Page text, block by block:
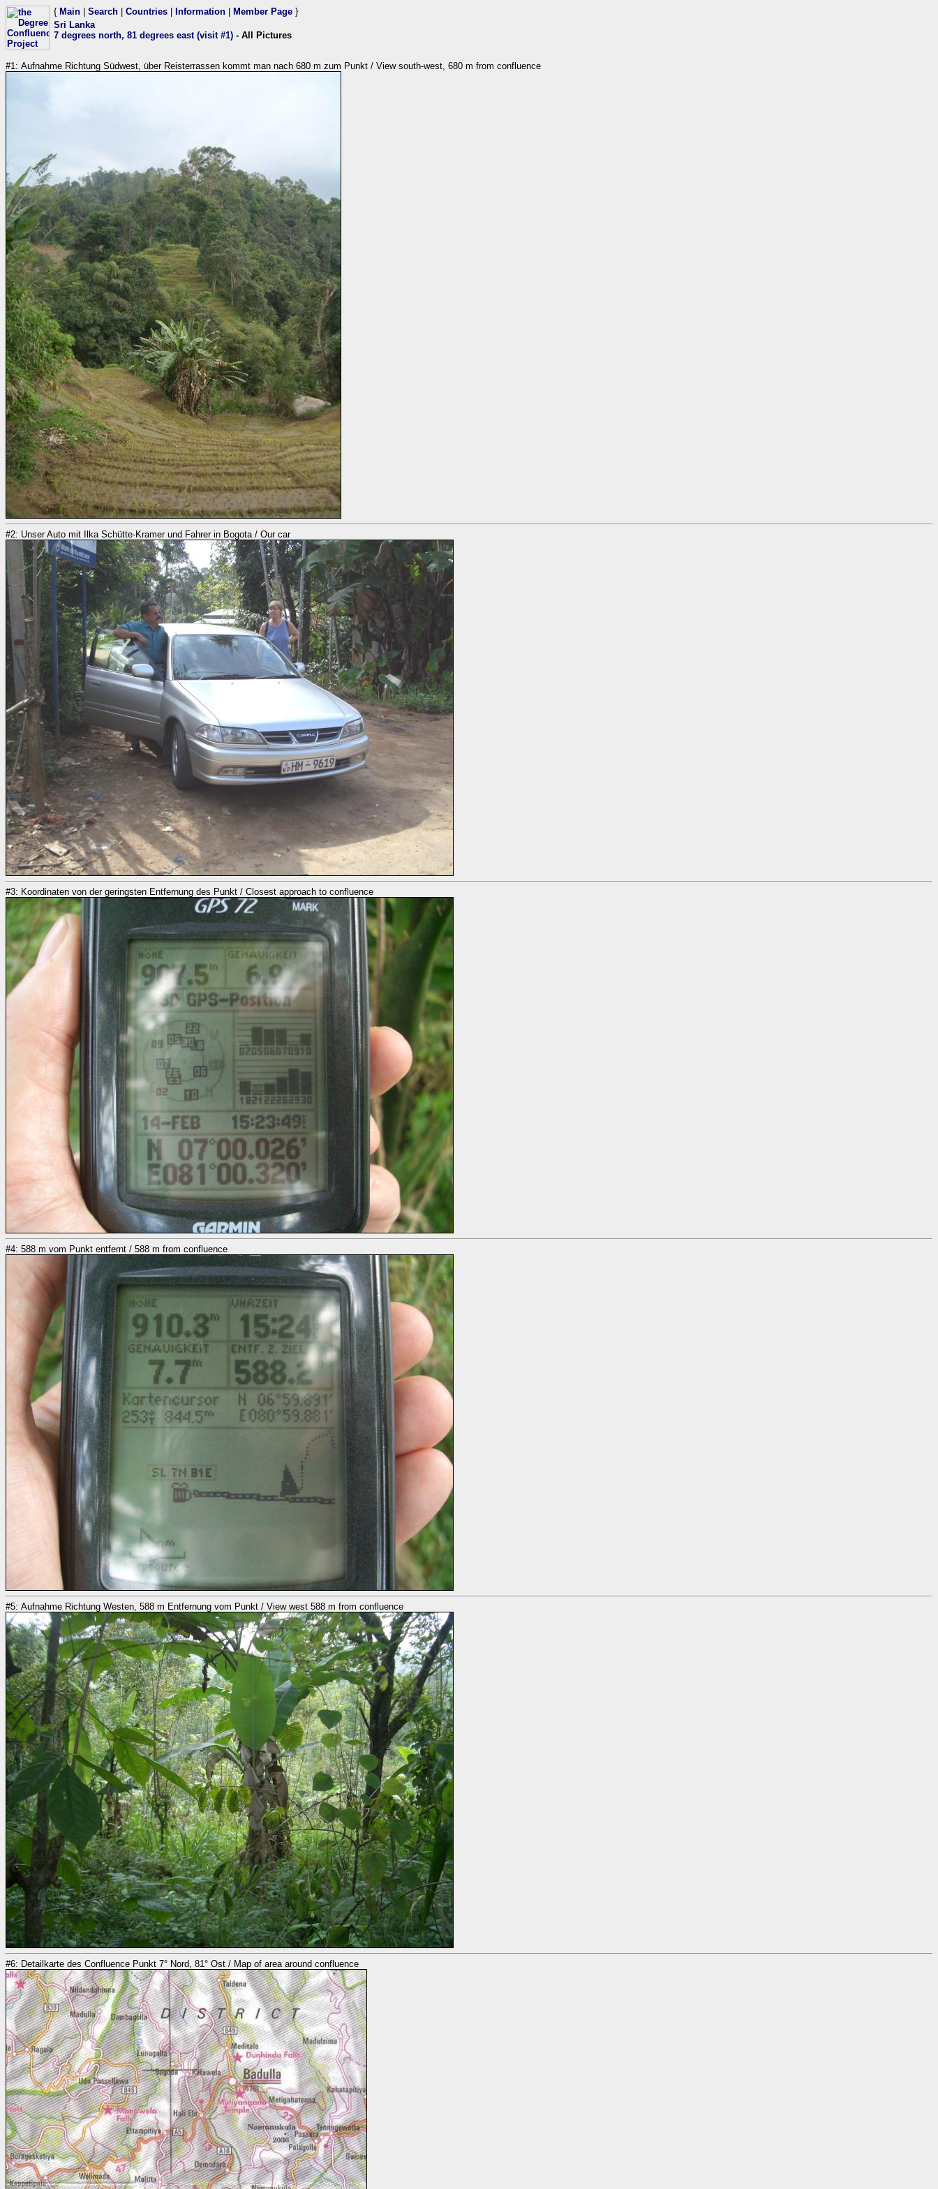
{ Main Search Countries Information Member Page }
Sri Lanka
7 degrees north, 81 degrees east (visit #1) - All Pictures
#1: Aufnahme Richtung Südwest, über Reisterrassen kommt man nach 680 m zum Punkt / View south-west, 680 m from confluence
#2: Unser Auto mit Ilka Schütte-Kramer und Fahrer in Bogota / Our car
#3: Koordinaten von der geringsten Entfernung des Punkt / Closest approach to confluence
#4: 588 m vom Punkt entfernt / 588 m from confluence
#5: Aufnahme Richtung Westen, 588 m Entfernung vom Punkt / View west 588 m from confluence
#6: Detailkarte des Confluence Punkt 7° Nord, 81° Ost / Map of area around confluence